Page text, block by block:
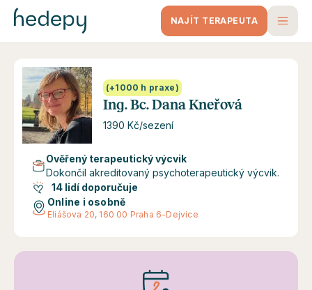
NAJÍT TERAPEUTA
(+1000 h praxe)
Ing. Bc. Dana Kneřová
1390 Kč/sezení
Ověřený terapeutický výcvik
Dokončil akreditovaný psychoterapeutický výcvik.
14 lidí doporučuje
Online i osobně
Eliášova 20, 160 00 Praha 6-Dejvice